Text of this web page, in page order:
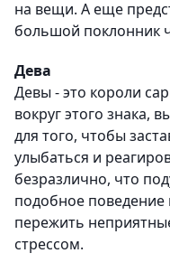
на вещи. А еще
большой поклонник
Дева
Девы - это короли
вокруг этого знака,
для того, чтобы
улыбаться и
безразлично, что
подобное
пережить
стрессом.